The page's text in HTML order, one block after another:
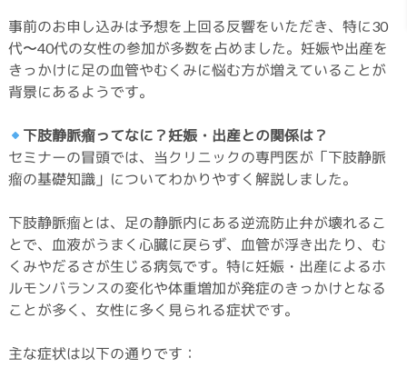
事前のお申し込みは予想を上回る反響をいただき、特に30
代〜40代の女性の参加が多数を占めました。妊娠や出産を
きっかけに足の血管やむくみに悩む方が増えていることが
背景にあるようです。
下肢静脈瘤ってなに？妊娠・出産との関係は？
セミナーの冒頭では、当クリニックの専門医が「下肢静脈
瘤の基礎知識」についてわかりやすく解説しました。
下肢静脈瘤とは、足の静脈内にある逆流防止弁が壊れるこ
とで、血液がうまく心臓に戻らず、血管が浮き出たり、む
くみやだるさが生じる病気です。特に妊娠・出産によるホ
ルモンバランスの変化や体重増加が発症のきっかけとなる
ことが多く、女性に多く見られる症状です。
主な症状は以下の通りです：